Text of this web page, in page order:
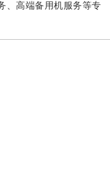
、高端备用机服务等专